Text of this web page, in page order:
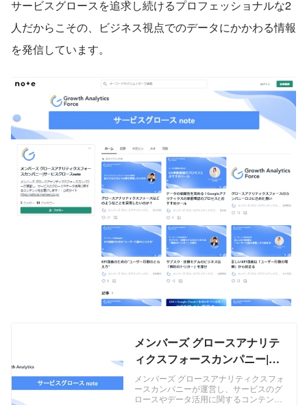
サービスグロースを追求し続けるプロフェッショナルな2
人だからこその、ビジネス視点でのデータにかかわる情報
を発信しています。
メンバーズ グロースアナリテ
ィクスフォースカンパニー|サ
ービスグロースnote｜note
メンバーズ グロースアナリティクスフォ
ースカンパニーが運営し、サービスのグ
ロースやデータ活用に関するコンテンツ